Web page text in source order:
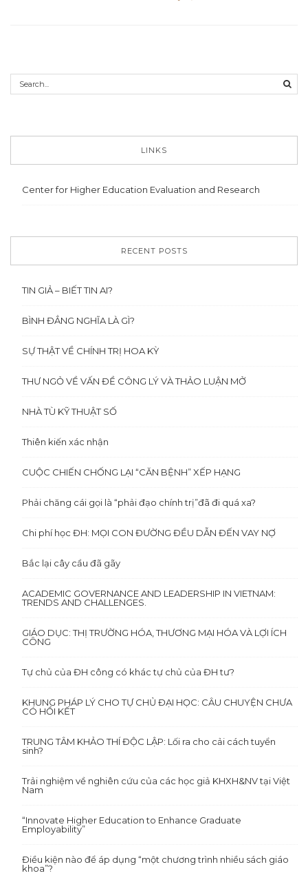
LINKS
Center for Higher Education Evaluation and Research
RECENT POSTS
TIN GIẢ – BIẾT TIN AI?
BÌNH ĐẲNG NGHĨA LÀ GÌ?
SỰ THẬT VỀ CHÍNH TRỊ HOA KỲ
THƯ NGỎ VỀ VẤN ĐỀ CÔNG LÝ VÀ THẢO LUẬN MỞ
NHÀ TÙ KỸ THUẬT SỐ
Thiên kiến xác nhận
CUỘC CHIẾN CHỐNG LẠI “CĂN BỆNH” XẾP HẠNG
Phải chăng cái gọi là “phải đạo chính trị”đã đi quá xa?
Chi phí học ĐH: MỌI CON ĐƯỜNG ĐỀU DẪN ĐẾN VAY NỢ
Bắc lại cây cầu đã gãy
ACADEMIC GOVERNANCE AND LEADERSHIP IN VIETNAM:
TRENDS AND CHALLENGES.
GIÁO DỤC: THỊ TRƯỜNG HÓA, THƯƠNG MẠI HÓA VÀ LỢI ÍCH
CÔNG
Tự chủ của ĐH công có khác tự chủ của ĐH tư?
KHUNG PHÁP LÝ CHO TỰ CHỦ ĐẠI HỌC: CÂU CHUYỆN CHƯA
CÓ HỒI KẾT
TRUNG TÂM KHẢO THÍ ĐỘC LẬP: Lối ra cho cải cách tuyển
sinh?
Trải nghiệm về nghiên cứu của các học giả KHXH&NV tại Việt
Nam
“Innovate Higher Education to Enhance Graduate
Employability”
Điều kiện nào để áp dụng “một chương trình nhiều sách giáo
khoa”?